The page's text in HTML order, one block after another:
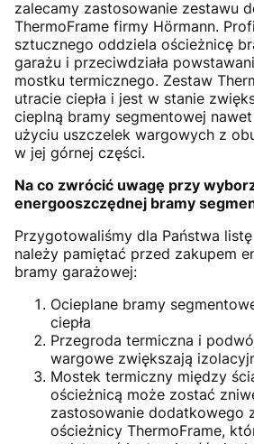
zalecamy zastosowanie zestawu
ThermoFrame firmy Hörmann.
sztucznego oddziela ościeżnicę
garażu i przeciwdziała
mostku termicznego. Zestaw
utracie ciepła i jest w stanie
cieplną bramy segmentowej
użyciu uszczelek wargowych z
w jej górnej części.
Na co zwrócić uwagę przy
energooszczędnej bramy
Przygotowaliśmy dla Państwa
należy pamiętać przed zakupem
bramy garażowej:
Ocieplane bramy
ciepła
Przegroda termiczna i
wargowe zwiększają
Mostek termiczny między
ościeżnicą może zostać
zastosowanie dodatkowego
ościeżnicy ThermoFrame,